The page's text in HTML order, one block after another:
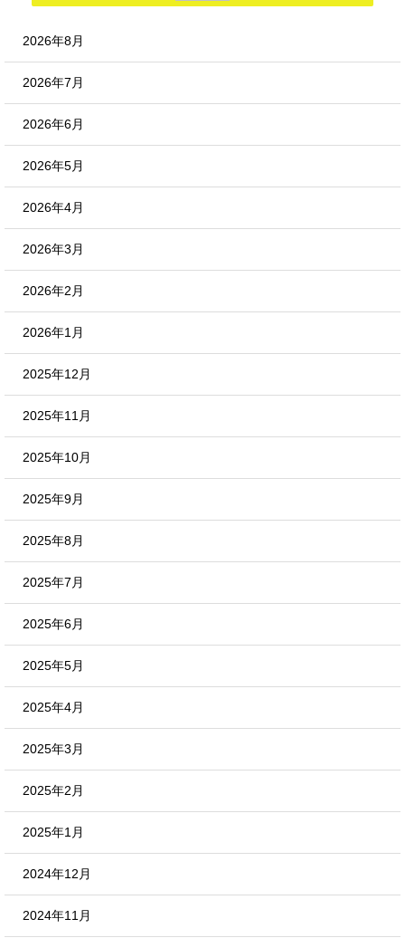
2026年8月
2026年7月
2026年6月
2026年5月
2026年4月
2026年3月
2026年2月
2026年1月
2025年12月
2025年11月
2025年10月
2025年9月
2025年8月
2025年7月
2025年6月
2025年5月
2025年4月
2025年3月
2025年2月
2025年1月
2024年12月
2024年11月